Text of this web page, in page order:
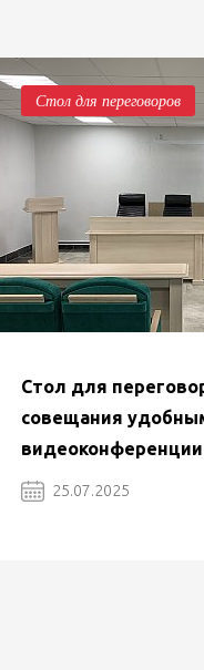
Стол для переговоров
Стол для
совещания
25.07.2025